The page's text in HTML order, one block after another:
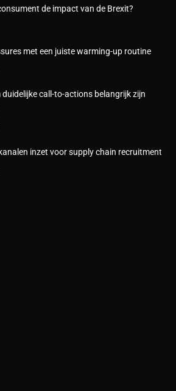
de impact van de Brexit?
met een juiste warming-up routine
call-to-actions belangrijk zijn
inzet voor supply chain recruitment